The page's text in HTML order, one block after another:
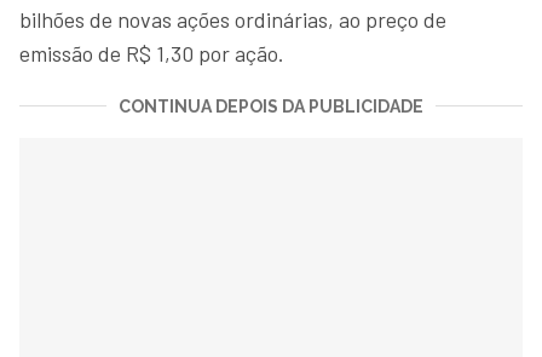
bilhões de novas ações ordinárias, ao preço de
emissão de R$ 1,30 por ação.
CONTINUA DEPOIS DA PUBLICIDADE